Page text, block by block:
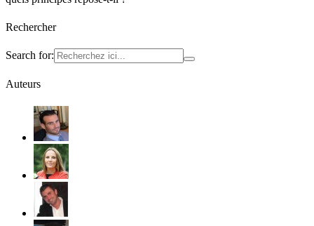
Rechercher
Search for:
Auteurs